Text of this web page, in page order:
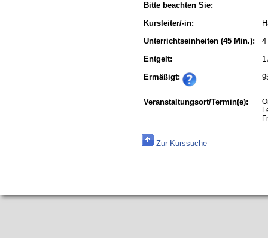
Bitte beachten Sie:
Kursleiter/-in:
Unterrichtseinheiten (45 Min.):
4
Entgelt:
Ermäßigt:
Veranstaltungsort/Termin(e):
Zur Kurssuche